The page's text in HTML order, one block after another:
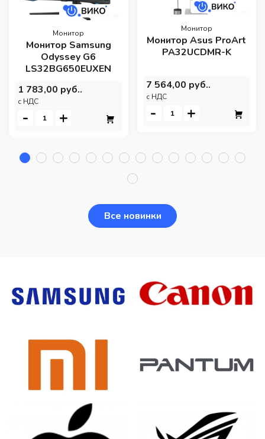
Монитор
Монитор Samsung
Odyssey G6
LS32BG650EUXEN
1 783,00 руб..
c НДС
- +
Монитор
Монитор Asus ProArt
PA32UCDMR-K
7 564,00 руб..
c НДС
- +
Все новинки